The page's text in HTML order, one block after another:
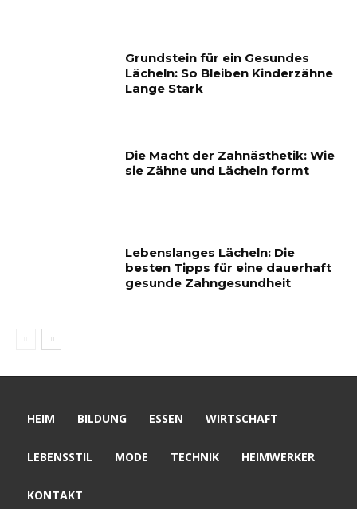
Grundstein für ein Gesundes
Lächeln: So Bleiben Kinderzähne
Lange Stark
Die Macht der Zahnästhetik: Wie
sie Zähne und Lächeln formt
Lebenslanges Lächeln: Die
besten Tipps für eine dauerhaft
gesunde Zahngesundheit
HEIM BILDUNG ESSEN WIRTSCHAFT
LEBENSSTIL MODE TECHNIK HEIMWERKER
KONTAKT